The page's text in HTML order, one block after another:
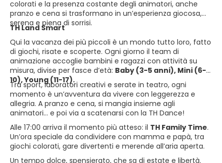
colorati e la presenza costante degli animatori, anche
pranzo e cena si trasformano in un’esperienza giocosa,
serena e piena di sorrisi.
TH Land Smart
Qui la vacanza dei più piccoli è un mondo tutto loro, fatto
di giochi, risate e scoperte. Ogni giorno il team di
animazione accoglie bambini e ragazzi con attività su
misura, divise per fasce d’età: Baby (3-5 anni), Mini (6-
10), Young (11-17).
Tra sport, laboratori creativi e serate in teatro, ogni
momento è un’avventura da vivere con leggerezza e
allegria. A pranzo e cena, si mangia insieme agli
animatori… e poi via a scatenarsi con la TH Dance!
Alle 17:00 arriva il momento più atteso: il TH Family Time.
Un’ora speciale da condividere con mamma e papà, tra
giochi colorati, gare divertenti e merende all’aria aperta.
Un tempo dolce, spensierato, che sa di estate e libertà.